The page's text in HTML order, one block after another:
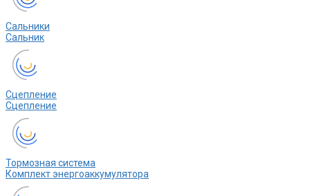
Сальники
Сальник
Сцепление
Сцепление
Тормозная система
Комплект энергоаккумулятора